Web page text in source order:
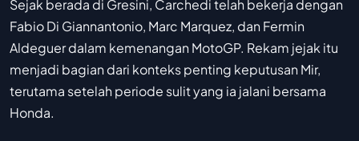
Sejak berada di Gresini, Carchedi telah bekerja dengan
Fabio Di Giannantonio, Marc Marquez, dan Fermin
Aldeguer dalam kemenangan MotoGP. Rekam jejak itu
menjadi bagian dari konteks penting keputusan Mir,
terutama setelah periode sulit yang ia jalani bersama
Honda.